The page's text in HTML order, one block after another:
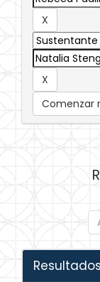
Comenzar